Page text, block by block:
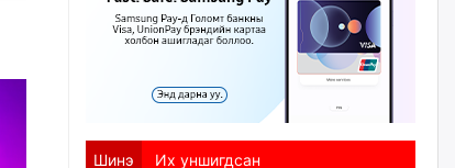
Шинэ Их уншигдсан